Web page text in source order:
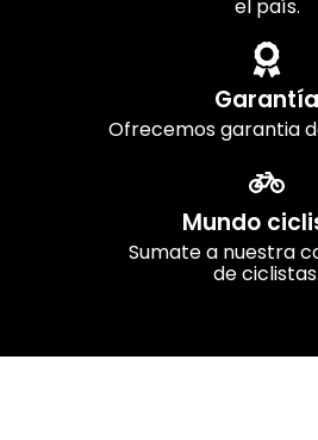
el país.
Garantía
Ofrecemos garantia
Mundo
Sumate a nuestra
de ciclistas.